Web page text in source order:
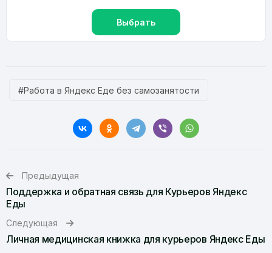
Выбрать
#Работа в Яндекс Еде без самозанятости
Предыдущая
Поддержка и обратная связь для Курьеров Яндекс
Еды
Следующая
Личная медицинская книжка для курьеров Яндекс Еды